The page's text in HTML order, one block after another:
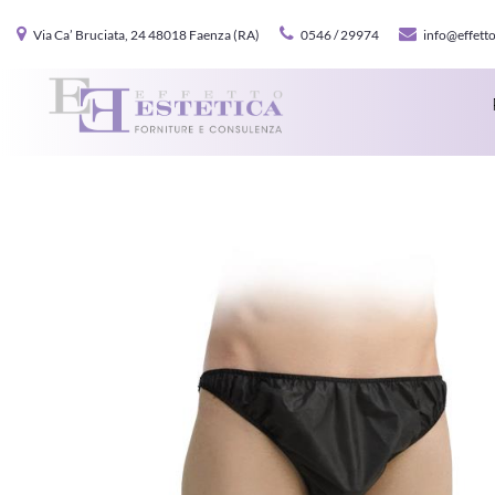
Via Ca’ Bruciata, 24 48018 Faenza (RA) 0546 / 29974